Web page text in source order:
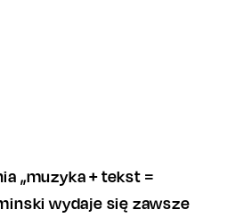
„muzyka + tekst =
wydaje się zawsze